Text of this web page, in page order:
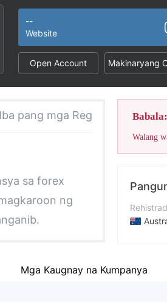
--
Website
Open Account Makinaryang
Iba pang mga Regulator 1
sa forex
ng
Walang
Kumpanya
Mga Kaugnay na Kumpanya